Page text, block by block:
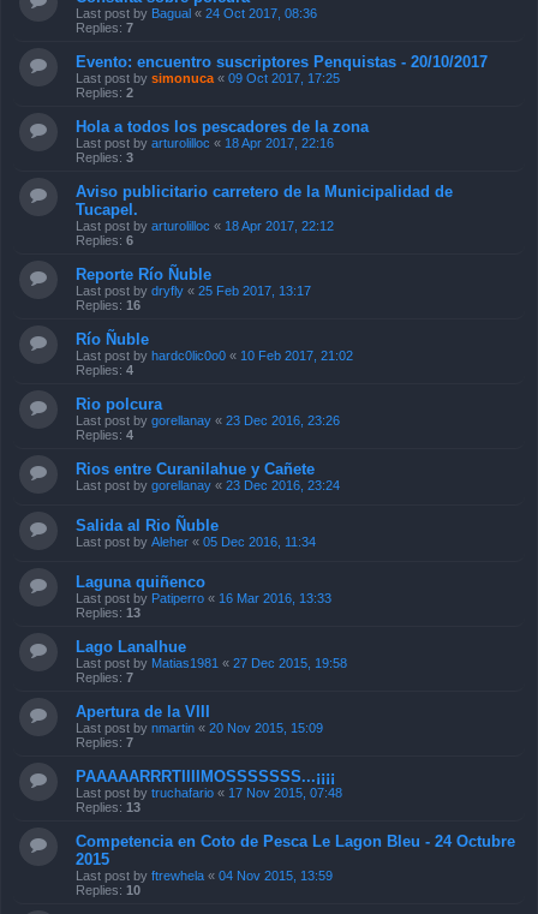
Last post by Bagual « 24 Oct 2017, 08:36
Replies: 7
Evento: encuentro suscriptores Penquistas - 20/10/2017
Last post by simonuca « 09 Oct 2017, 17:25
Replies: 2
Hola a todos los pescadores de la zona
Last post by arturolilloc « 18 Apr 2017, 22:16
Replies: 3
Aviso publicitario carretero de la Municipalidad de
Tucapel.
Last post by arturolilloc « 18 Apr 2017, 22:12
Replies: 6
Reporte Río Ñuble
Last post by dryfly « 25 Feb 2017, 13:17
Replies: 16
Río Ñuble
Last post by hardc0lic0o0 « 10 Feb 2017, 21:02
Replies: 4
Rio polcura
Last post by gorellanay « 23 Dec 2016, 23:26
Replies: 4
Rios entre Curanilahue y Cañete
Last post by gorellanay « 23 Dec 2016, 23:24
Salida al Rio Ñuble
Last post by Aleher « 05 Dec 2016, 11:34
Laguna quiñenco
Last post by Patiperro « 16 Mar 2016, 13:33
Replies: 13
Lago Lanalhue
Last post by Matias1981 « 27 Dec 2015, 19:58
Replies: 7
Apertura de la VIII
Last post by nmartin « 20 Nov 2015, 15:09
Replies: 7
PAAAAARRRTIIIIMOSSSSSSS...¡¡¡¡
Last post by truchafario « 17 Nov 2015, 07:48
Replies: 13
Competencia en Coto de Pesca Le Lagon Bleu - 24 Octubre
2015
Last post by ftrewhela « 04 Nov 2015, 13:59
Replies: 10